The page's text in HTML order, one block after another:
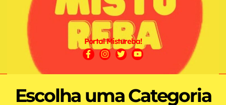
Portal Mistureba!
Escolha uma Categoria